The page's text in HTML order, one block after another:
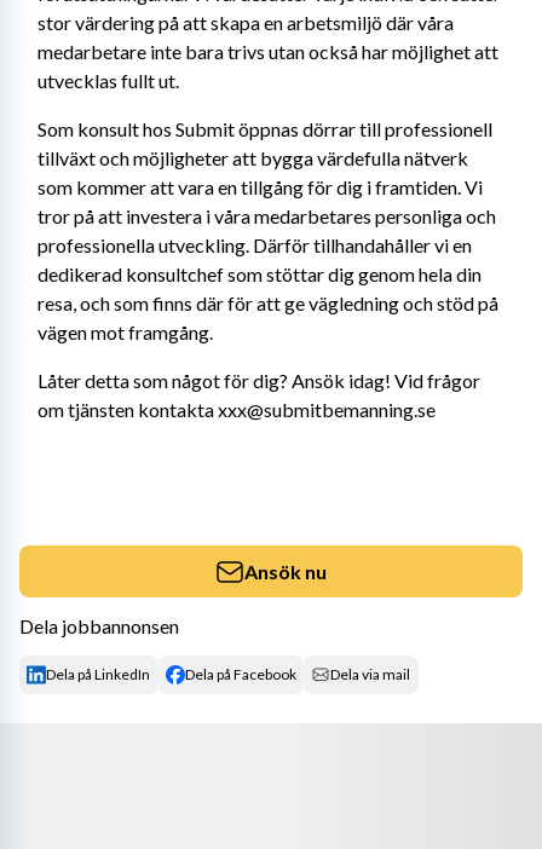
stor värdering på att skapa en arbetsmiljö där våra
medarbetare inte bara trivs utan också har möjlighet att
utvecklas fullt ut.
Som konsult hos Submit öppnas dörrar till professionell
tillväxt och möjligheter att bygga värdefulla nätverk
som kommer att vara en tillgång för dig i framtiden. Vi
tror på att investera i våra medarbetares personliga och
professionella utveckling. Därför tillhandahåller vi en
dedikerad konsultchef som stöttar dig genom hela din
resa, och som finns där för att ge vägledning och stöd på
vägen mot framgång.
Låter detta som något för dig? Ansök idag! Vid frågor
om tjänsten kontakta xxx@submitbemanning.se
Ansök nu
Dela jobbannonsen
Dela på LinkedIn Dela på Facebook Dela via mail